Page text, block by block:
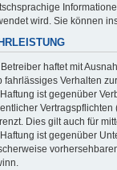
wird. Sie können
Betreiber haftet mit
fahrlässiges Verhalten
ist gegenüber
Dies gilt auch für
ist gegenüber